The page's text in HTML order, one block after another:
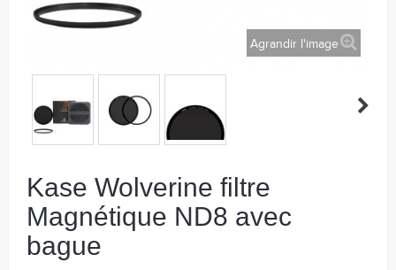
Agrandir l'image
Kase Wolverine filtre
Magnétique ND8 avec
bague